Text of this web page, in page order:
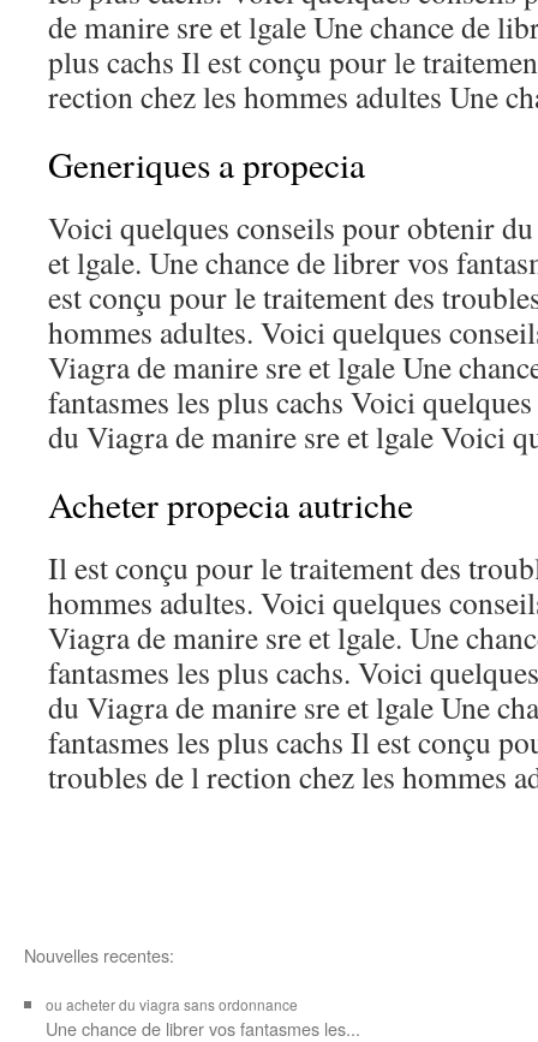
de manire sre et lgale Une chance de
plus cachs Il est conçu pour le
rection chez les hommes adultes Une
Generiques a propecia
Voici quelques conseils pour obtenir
et lgale. Une chance de librer vos
est conçu pour le traitement des
hommes adultes. Voici quelques
Viagra de manire sre et lgale Une
fantasmes les plus cachs Voici
du Viagra de manire sre et lgale Voici
Acheter propecia autriche
Il est conçu pour le traitement des
hommes adultes. Voici quelques
Viagra de manire sre et lgale. Une
fantasmes les plus cachs. Voici
du Viagra de manire sre et lgale Une
fantasmes les plus cachs Il est conçu
troubles de l rection chez les hommes
Nouvelles recentes:
ou acheter du viagra sans ordonnance
Une chance de librer vosfantasmes les...